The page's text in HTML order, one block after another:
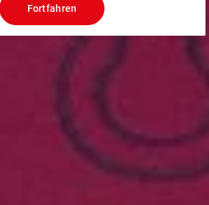
Fortfahren